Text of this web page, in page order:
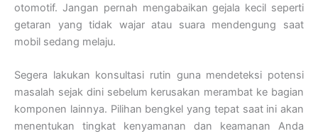
otomotif. Jangan pernah mengabaikan gejala kecil seperti
getaran yang tidak wajar atau suara mendengung saat
mobil sedang melaju.
Segera lakukan konsultasi rutin guna mendeteksi potensi
masalah sejak dini sebelum kerusakan merambat ke bagian
komponen lainnya. Pilihan bengkel yang tepat saat ini akan
menentukan tingkat kenyamanan dan keamanan Anda